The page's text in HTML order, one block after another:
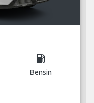
local_gas_station
Bensin